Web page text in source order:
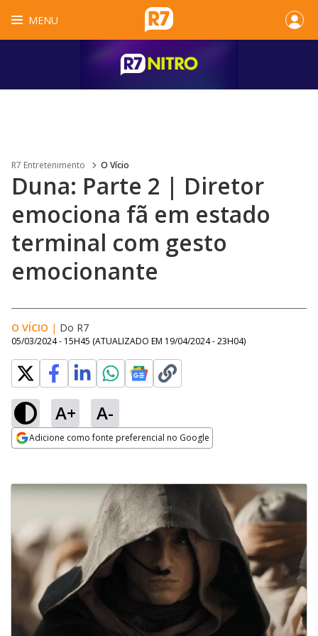
MENU
R7 Entretenimento O Vício
Duna: Parte 2 | Diretor
emociona fã em estado
terminal com gesto
emocionante
O VÍCIO | Do R7
05/03/2024 - 15H45 (ATUALIZADO EM 19/04/2024 - 23H04)
A+ A-
Adicione como fonte preferencial no Google